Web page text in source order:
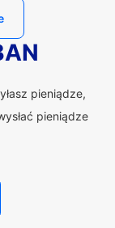
pieniądze,
pieniądze